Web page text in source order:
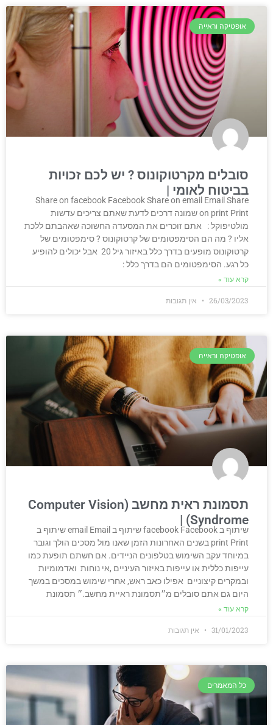
אופטיקה וראייה
סובלים מקרטוקונוס ? יש לכם זכויות
בביטוח לאומי
Share on facebook Facebook Share on email Email Share
on print Print שמונה דרכים לדעת שאתם צריכים עדשות
מולטיפוקל : אתם זוכרים את המסעדה החשוכה שאהבתם ללכת
אליו ? מה הם הסימפטומים של קרטוקונוס ? סימפטומים של
קרטוקונוס מופעים בדרך כלל באיזור גיל 20 אבל יכולים להופיע
כל רגע. הסימפטומים הם בדרך כלל :
קרא עוד »
26/03/2023 אין תגובות
אופטיקה וראייה
תסמונת ראית מחשב (Computer Vision
Syndrome)
שיתוף ב facebook Facebook שיתוף ב email Email שיתוף ב
print Print בשנים האחרונות הזמן שאנו מול מסכים הולך וגובר
במיוחד עקב השימוש בטלפונים הניידים. אם חשתם תופעת כמו
עייפות כללית או עייפות באיזור העיניים ,אי נוחות ואדמומיות
ובמקרים קיצוניים אפילו כאב ראש, אחרי שימוש במסכים במשך
היום גם אתם סובלים מ״תסמונת ראיית מחשב.״ תסמונת
קרא עוד »
31/01/2023 אין תגובות
כל המאמרים